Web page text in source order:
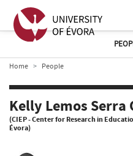
Home People
Kelly Lemos Serra
(CIEP - Center for Research in
Évora)